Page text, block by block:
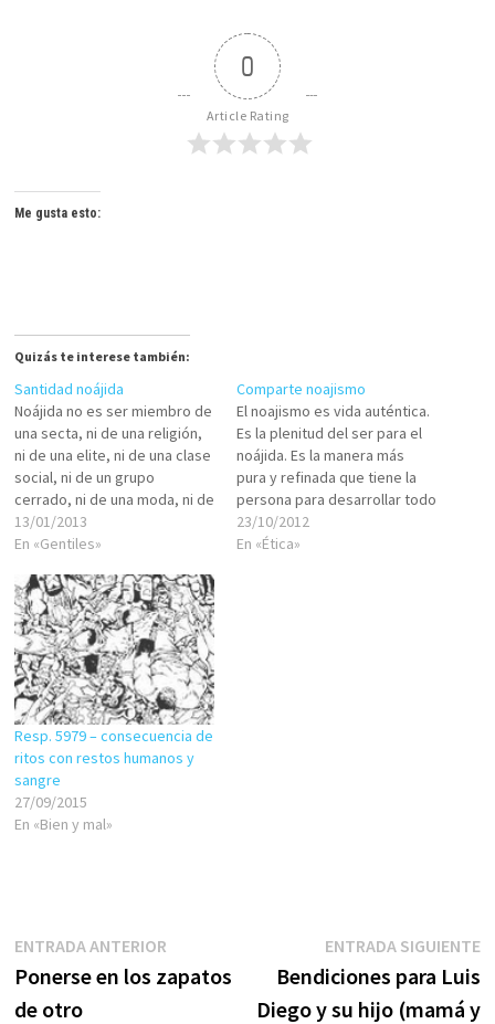
0
Article Rating
Me gusta esto:
Quizás te interese también:
Santidad noájida
Noájida no es ser miembro de
una secta, ni de una religión,
ni de una elite, ni de una clase
social, ni de un grupo
cerrado, ni de una moda, ni de
una novedad, ni de un
movimiento social, ni de... pon
parezca. Realmente,…
13/01/2013
En «Gentiles»
Comparte noajismo
El noajismo es vida auténtica.
Es la plenitud del ser para el
noájida. Es la manera más
pura y refinada que tiene la
persona para desarrollar todo
su potencial espiritual. Es el
lazo sagrado que combina el
23/10/2012
En «Ética»
Resp. 5979 – consecuencia de
ritos con restos humanos y
sangre
27/09/2015
En «Bien y mal»
Navegación
de
ENTRADA ANTERIOREntrada
anterior:
Ponerse en los zapatos
de otro
ENTRADA SIGUIENTE
Bendiciones para Luis
Diego y su hijo (mamá y